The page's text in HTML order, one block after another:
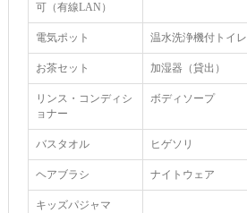
可（有線LAN）
電気ポット 温水洗浄機付トイレ
お茶セット 加湿器（貸出）
リンス・コンディシ
ョナー
ボディソープ
バスタオル ヒゲソリ
ヘアブラシ ナイトウェア
キッズパジャマ